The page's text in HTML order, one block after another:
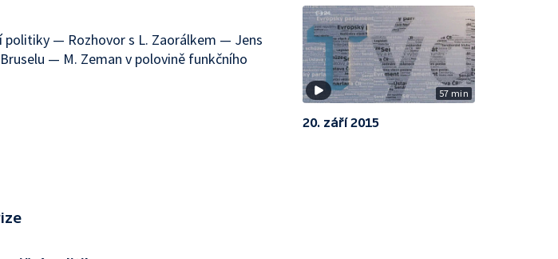
— Rozhovor s L. Zaorálkem — Jens
— M. Zeman v polovině funkčního
57 min
20. září 2015